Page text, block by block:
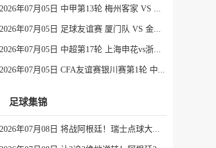
2026年07月05日 中甲第13轮 梅州客家 VS 长春亚泰 全场录像
2026年07月05日 足球友谊赛 厦门队 VS 金门队 全场录像
2026年07月05日 中超第17轮 上海申花vs浙江 全场录像
2026年07月05日 CFA友谊赛银川赛第1轮 中国男足U17vs澳大利亚U17 全场录像
足球集锦
2026年07月08日 将战阿根廷！瑞士点球大战4-3淘汰哥伦比亚 D·桑切斯、库乔失点